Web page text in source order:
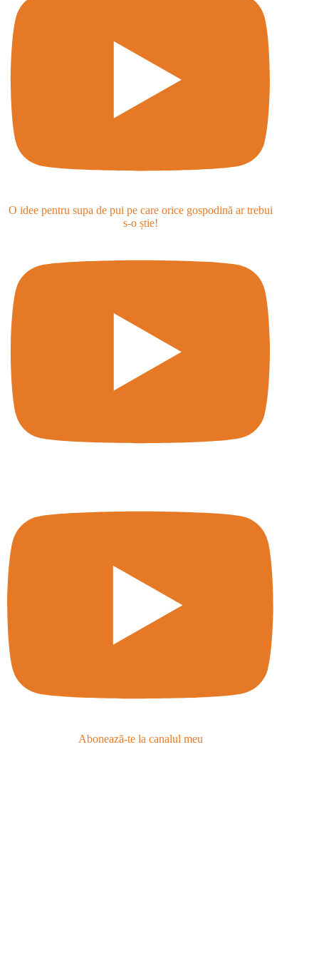
O idee pentru supa de pui pe care orice gospodină ar trebui
s-o știe!
Abonează-te la canalul meu